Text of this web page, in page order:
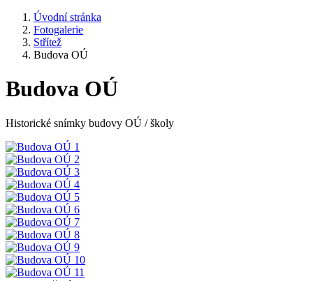
Úvodní stránka
Fotogalerie
Střítež
Budova OÚ
Budova OÚ
Historické snímky budovy OÚ / školy